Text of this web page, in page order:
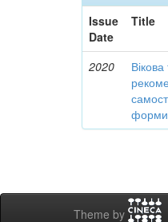
Issue
Date
Title
2020
форми
Theme by